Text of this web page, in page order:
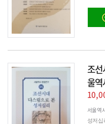
조선
울
서울역
성저십